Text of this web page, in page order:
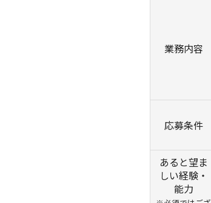
業務内容
応募条件
あると望ま
しい経験・
能力